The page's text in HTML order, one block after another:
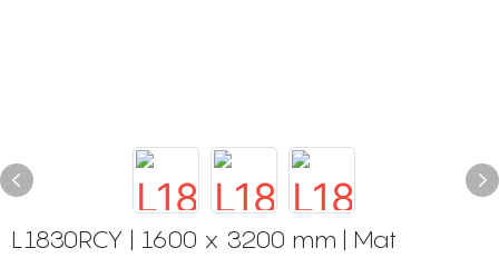
L1830RCY | 1600 x 3200 mm | Mat